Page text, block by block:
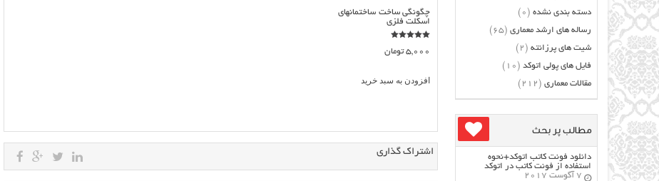
چگونگي ساخت ساختمانهاي
اسكلت فلزي
5.00
5,000 تومان
افزودن به سبد خرید
اشتراک گذاری
دسته بندی نشده (0)
رساله های ارشد معماری (65)
شیت های پرزانته (2)
فایل های پولی اتوکد (10)
مقالات معماری (212)
مطالب پر بحث
دانلود فونت کاتب اتوکد+نحوه
استفاده از فونت کاتب در اتوکد
7 آگوست 2017